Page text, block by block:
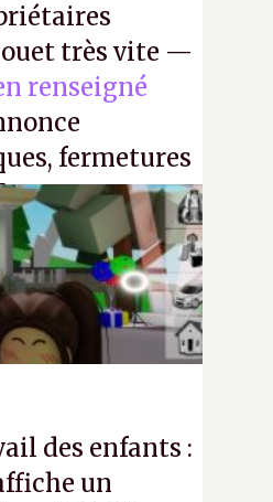
très vite —
renseigné
fermetures
gros, essorer
des enfants :
un